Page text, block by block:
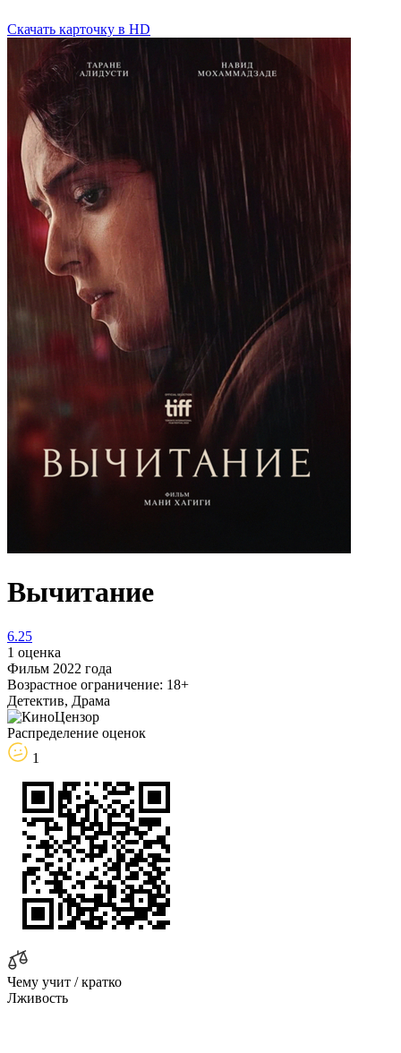
Скачать карточку в HD
Вычитание
6.25
1 оценка
Фильм 2022 года
Возрастное ограничение: 18+
Детектив, Драма
Распределение оценок
1
Чему учит / кратко
Лживость